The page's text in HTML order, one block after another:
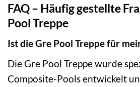
FAQ – Häufig gestellte
Pool Treppe
Ist die Gre Pool Treppe für
Die Gre Pool Treppe wurde
Composite-Pools entwickelt